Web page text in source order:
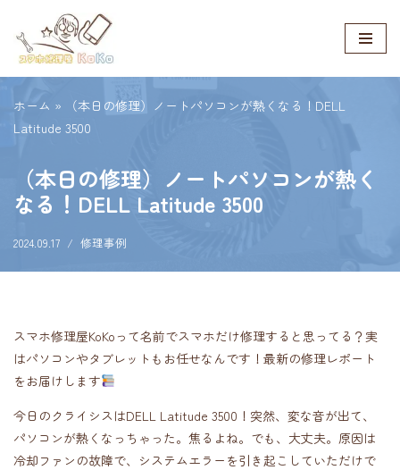
コ
ン
ツ
キ
プ
ホーム »
（本日の修理）ノートパソコンが熱くなる！DELL
Latitude 3500
（本日の修理）ノートパソコンが熱く
なる！DELL Latitude 3500
2024.09.17 修理事例
スマホ修理屋KoKoって名前でスマホだけ修理すると思ってる？実
はパソコンやタブレットもお任せなんです！最新の修理レポート
をお届けします
今日のクライシスはDELL Latitude 3500！突然、変な音が出て、
パソコンが熱くなっちゃった。焦るよね。でも、大丈夫。原因は
冷却ファンの故障で、システムエラーを引き起こしていただけで